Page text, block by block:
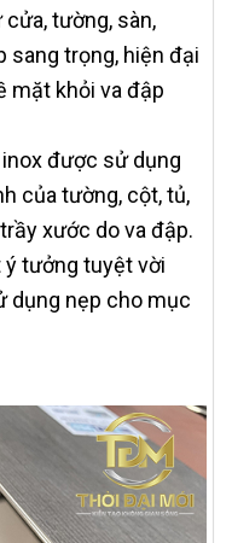
tường, sàn,
sang trọng, hiện đại
mặt khỏi va đập
được sử dụng
của tường, cột, tủ,
xước do va đập.
ý tưởng tuyệt vời
dụng nẹp cho mục